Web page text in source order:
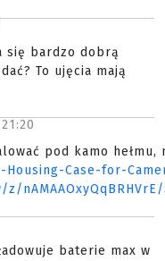
się bardzo dobrą
To ujęcia mają
21:20
pod kamo hełmu,
Housing-Case-for-
nAMAAOxyQqBRHVrE/
baterie max w